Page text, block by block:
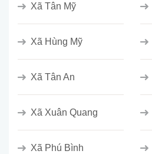
Xã Tân Mỹ
Xã Hùng Mỹ
Xã Tân An
Xã Xuân Quang
Xã Phú Bình